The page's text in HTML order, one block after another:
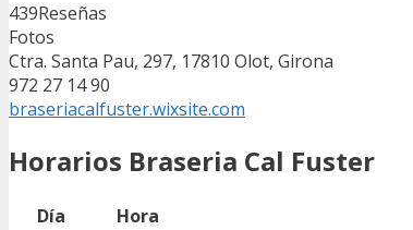
439Reseñas
Fotos
Ctra. Santa Pau, 297, 17810 Olot, Girona
972 27 14 90
braseriacalfuster.wixsite.com
Horarios Braseria Cal Fuster
Día
Hora